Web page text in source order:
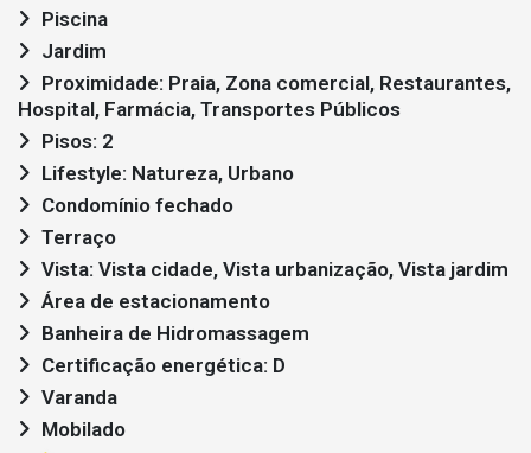
Piscina
Jardim
Hospital, Farmácia, Transportes Públicos
Pisos: 2
Lifestyle: Natureza, Urbano
Condomínio fechado
Terraço
Vista: Vista cidade, Vista urbanização, Vista jardim
Área de estacionamento
Banheira de Hidromassagem
Certificação energética: D
Varanda
Mobilado